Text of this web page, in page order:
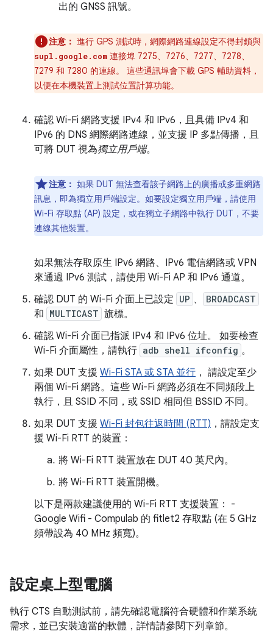
出的 GNSS 訊號。
注意： 進行 GPS 測試時，網際網路連線設定不得封鎖與
supl.google.com 連接埠 7275、7276、7277、7278、
7279 和 7280 的連線。 這些通訊埠會下載 GPS 輔助資料，
以便在本機裝置上測試位置計算功能。
確認 Wi-Fi 網路支援 IPv4 和 IPv6，且具備 IPv4 和
IPv6 的 DNS 網際網路連線，並支援 IP 多點傳播，且
可將 DUT 視為獨立用戶端。
注意： 如果 DUT 無法查看該子網路上的廣播或多重網路
訊息，即為獨立用戶端設定。如要設定獨立用戶端，請使用
Wi-Fi 存取點 (AP) 設定，或在獨立子網路中執行 DUT，不要
連線其他裝置。
如果無法存取原生 IPv6 網路、IPv6 電信網路或 VPN
來通過 IPv6 測試，請使用 Wi-Fi AP 和 IPv6 通道。
確認 DUT 的 Wi-Fi 介面上已設定 UP 、 BROADCAST
和 MULTICAST 旗標。
確認 Wi-Fi 介面已指派 IPv4 和 IPv6 位址。 如要檢查
Wi-Fi 介面屬性，請執行 adb shell ifconfig 。
如果 DUT 支援 Wi-Fi STA 或 STA 並行 ， 請設定至少
兩個 Wi-Fi 網路。這些 Wi-Fi 網路必須在不同頻段上
執行，且 SSID 不同，或 SSID 相同但 BSSID 不同。
如果 DUT 支援 Wi-Fi 封包往返時間 (RTT) ，請設定支
援 Wi-Fi RTT 的裝置：
將 Wi-Fi RTT 裝置放在 DUT 40 英尺內。
將 Wi-Fi RTT 裝置開機。
以下是兩款建議使用的 Wi-Fi RTT 支援裝置： -
Google Wifi - Compulab 的 fitlet2 存取點 (在 5 GHz
頻帶設為 40 MHz 頻寬)。
設定桌上型電腦
執行 CTS 自動測試前，請先確認電腦符合硬體和作業系統
需求，並已安裝適當的軟體，詳情請參閱下列章節。